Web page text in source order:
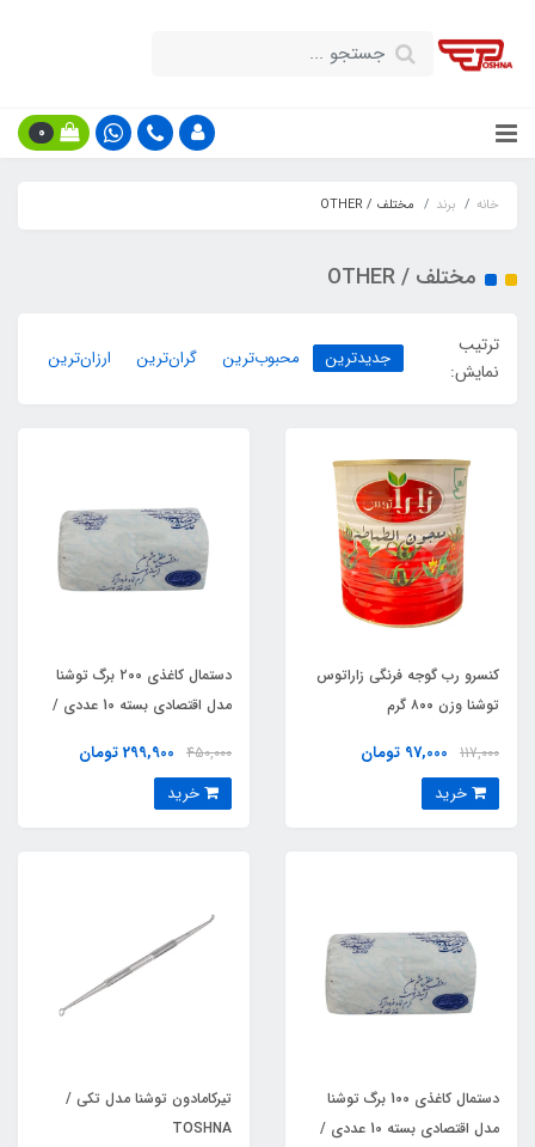
0
خانه برند مختلف / OTHER
مختلف / OTHER
ترتیب
نمایش:
جدیدترین محبوب‌ترین گران‌ترین ارزان‌ترین
کنسرو رب گوجه فرنگی زاراتوس
توشنا وزن ۸۰۰ گرم
117,000 97,000 تومان
دستمال کاغذی ۲00 برگ توشنا
مدل اقتصادی بسته 10 عددی /
450,000 299,900 تومان
دستمال کاغذی 100 برگ توشنا
مدل اقتصادی بسته 10 عددی /
تیرکامادون توشنا مدل تکی /
TOSHNA